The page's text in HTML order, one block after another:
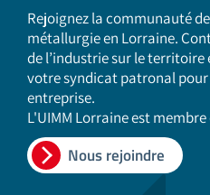
Rejoignez la communauté
métallurgie en Lorraine.
de l’industrie sur le
votre syndicat patronal
entreprise.
L'UIMM Lorraine est
Nous rejoindre